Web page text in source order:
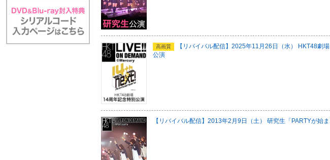
高画質
【リバイバル配信】2025年11月26日（水） HKT48劇
公演
【リバイバル配信】2013年2月9日（土） 研究生「PARTYが始